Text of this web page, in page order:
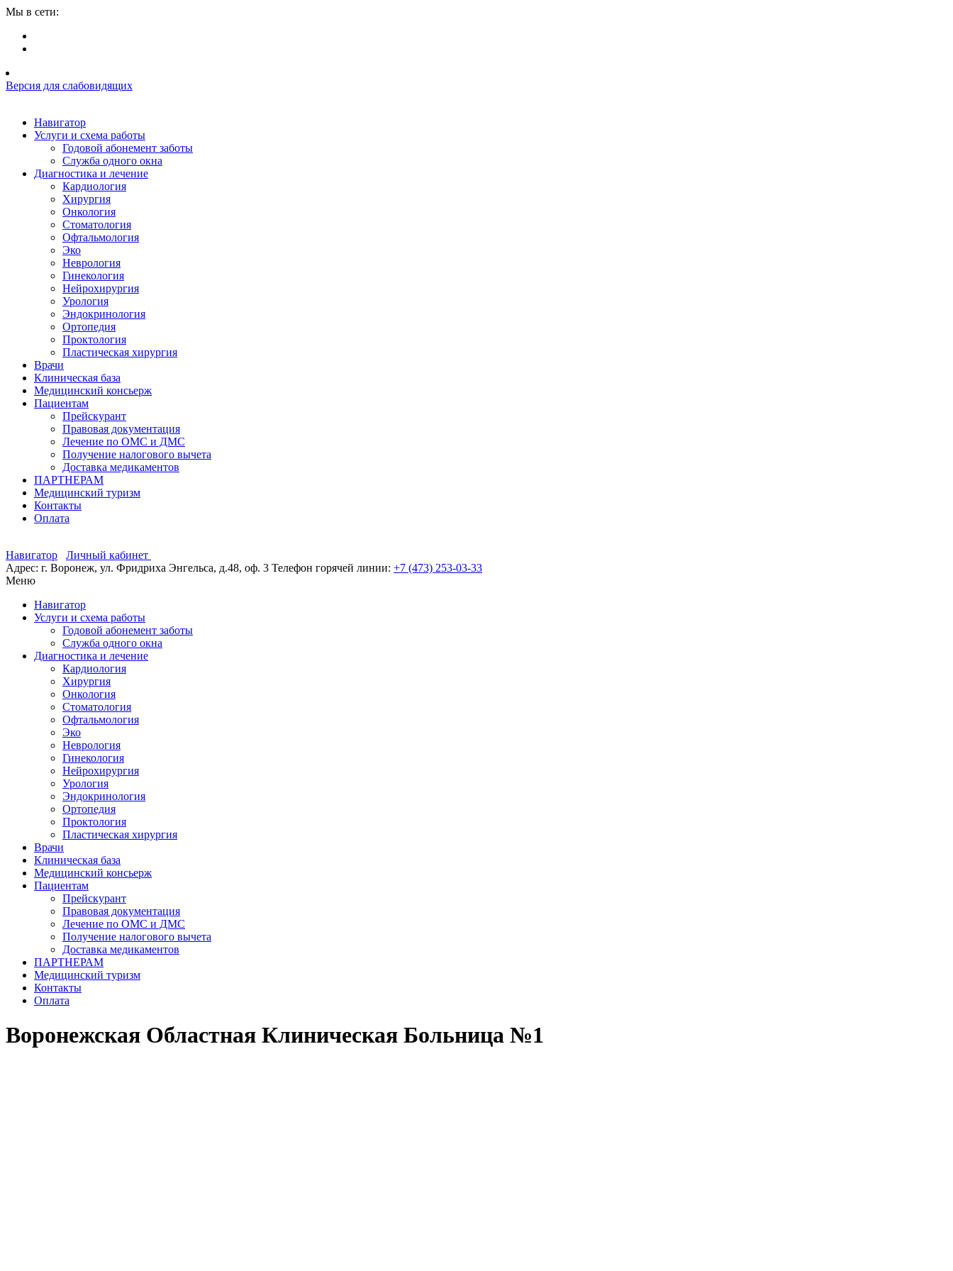
Мы в сети:
Версия для слабовидящих
Навигатор
Услуги и схема работы
Годовой абонемент заботы
Служба одного окна
Диагностика и лечение
Кардиология
Хирургия
Онкология
Стоматология
Офтальмология
Эко
Неврология
Гинекология
Нейрохирургия
Урология
Эндокринология
Ортопедия
Проктология
Пластическая хирургия
Врачи
Клиническая база
Медицинский консьерж
Пациентам
Прейскурант
Правовая документация
Лечение по ОМС и ДМС
Получение налогового вычета
Доставка медикаментов
ПАРТНЕРАМ
Медицинский туризм
Контакты
Оплата
Навигатор
Личный кабинет
Адрес: г. Воронеж, ул. Фридриха Энгельса, д.48, оф. 3 Телефон горячей линии: +7 (473) 253-03-33
Меню
Навигатор
Услуги и схема работы
Годовой абонемент заботы
Служба одного окна
Диагностика и лечение
Кардиология
Хирургия
Онкология
Стоматология
Офтальмология
Эко
Неврология
Гинекология
Нейрохирургия
Урология
Эндокринология
Ортопедия
Проктология
Пластическая хирургия
Врачи
Клиническая база
Медицинский консьерж
Пациентам
Прейскурант
Правовая документация
Лечение по ОМС и ДМС
Получение налогового вычета
Доставка медикаментов
ПАРТНЕРАМ
Медицинский туризм
Контакты
Оплата
Воронежская Областная Клиническая Больница №1